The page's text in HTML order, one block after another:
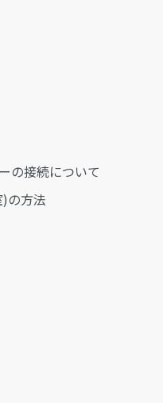
の接続について
の方法